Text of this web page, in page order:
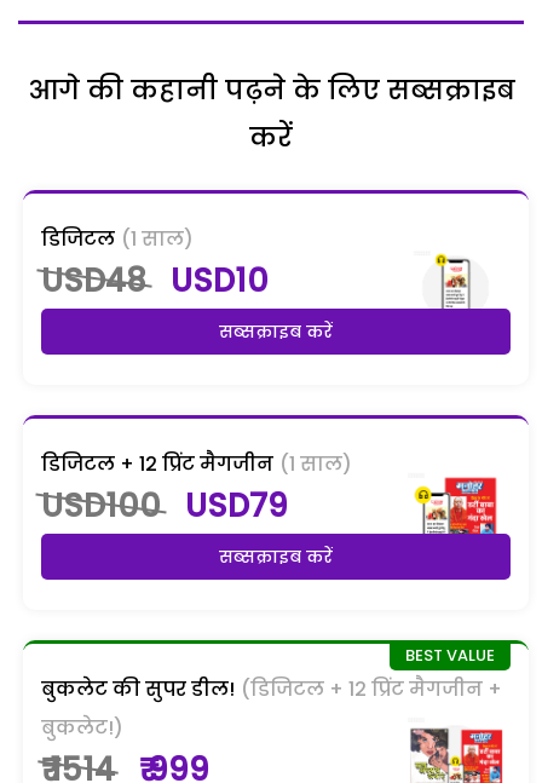
आगे की कहानी पढ़ने के लिए सब्सक्राइब
करें
डिजिटल (1 साल)
USD48 USD10
सब्सक्राइब करें
डिजिटल + 12 प्रिंट मैगजीन (1 साल)
USD100 USD79
सब्सक्राइब करें
बुकलेट की सुपर डील! (डिजिटल + 12 प्रिंट मैगजीन +
बुकलेट!)
₹ 1514 ₹ 999